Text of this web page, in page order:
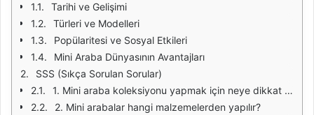
Tarihi ve Gelişimi
Türleri ve Modelleri
Popülaritesi ve Sosyal Etkileri
Mini Araba Dünyasının Avantajları
SSS (Sıkça Sorulan Sorular)
1. Mini araba koleksiyonu yapmak için neye dikkat etmeliyim?
2. Mini arabalar hangi malzemelerden yapılır?